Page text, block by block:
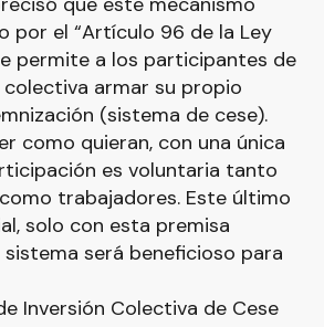
por el “Artículo 96 de la Ley
permite a los participantes de
colectiva armar su propio
(sistema de cese).
como quieran, con una única
es voluntaria tanto
trabajadores. Este último
solo con esta premisa
será beneficioso para
Inversión Colectiva de Cese